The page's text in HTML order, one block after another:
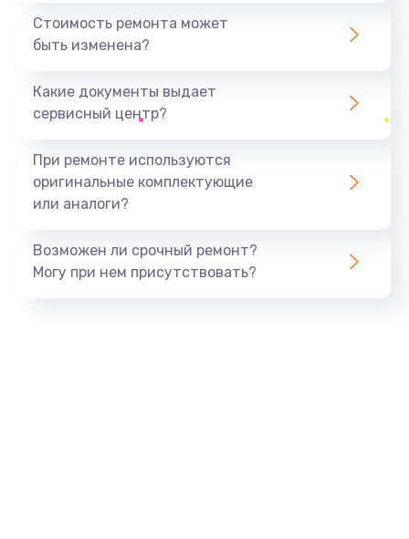
2900 руб.
Восстановление после падения
Пайка и ремонт платы
Заказать
Стоимость ремонта может
быть изменена?
Какие документы выдает
сервисный центр?
При ремонте используются
оригинальные комплектующие
или аналоги?
Возможен ли срочный ремонт?
Могу при нем присутствовать?